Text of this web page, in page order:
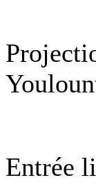
Entrée